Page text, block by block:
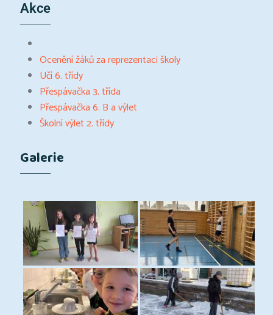
Akce
Ocenění žáků za reprezentaci školy
Učí 6. třídy
Přespávačka 3. třída
Přespávačka 6. B a výlet
Školní výlet 2. třídy
Galerie